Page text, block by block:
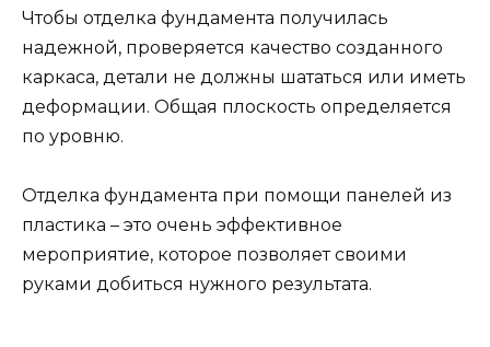
Чтобы отделка фундамента получилась
надежной, проверяется качество созданного
каркаса, детали не должны шататься или иметь
деформации. Общая плоскость определяется
по уровню.
Отделка фундамента при помощи панелей из
пластика – это очень эффективное
мероприятие, которое позволяет своими
руками добиться нужного результата.